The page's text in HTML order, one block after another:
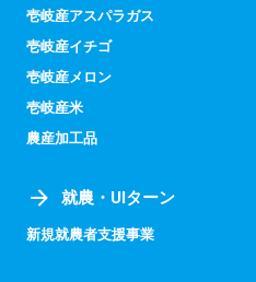
壱岐産アスパラガス
壱岐産イチゴ
壱岐産メロン
壱岐産米
農産加工品
就農・UIターン
新規就農者支援事業